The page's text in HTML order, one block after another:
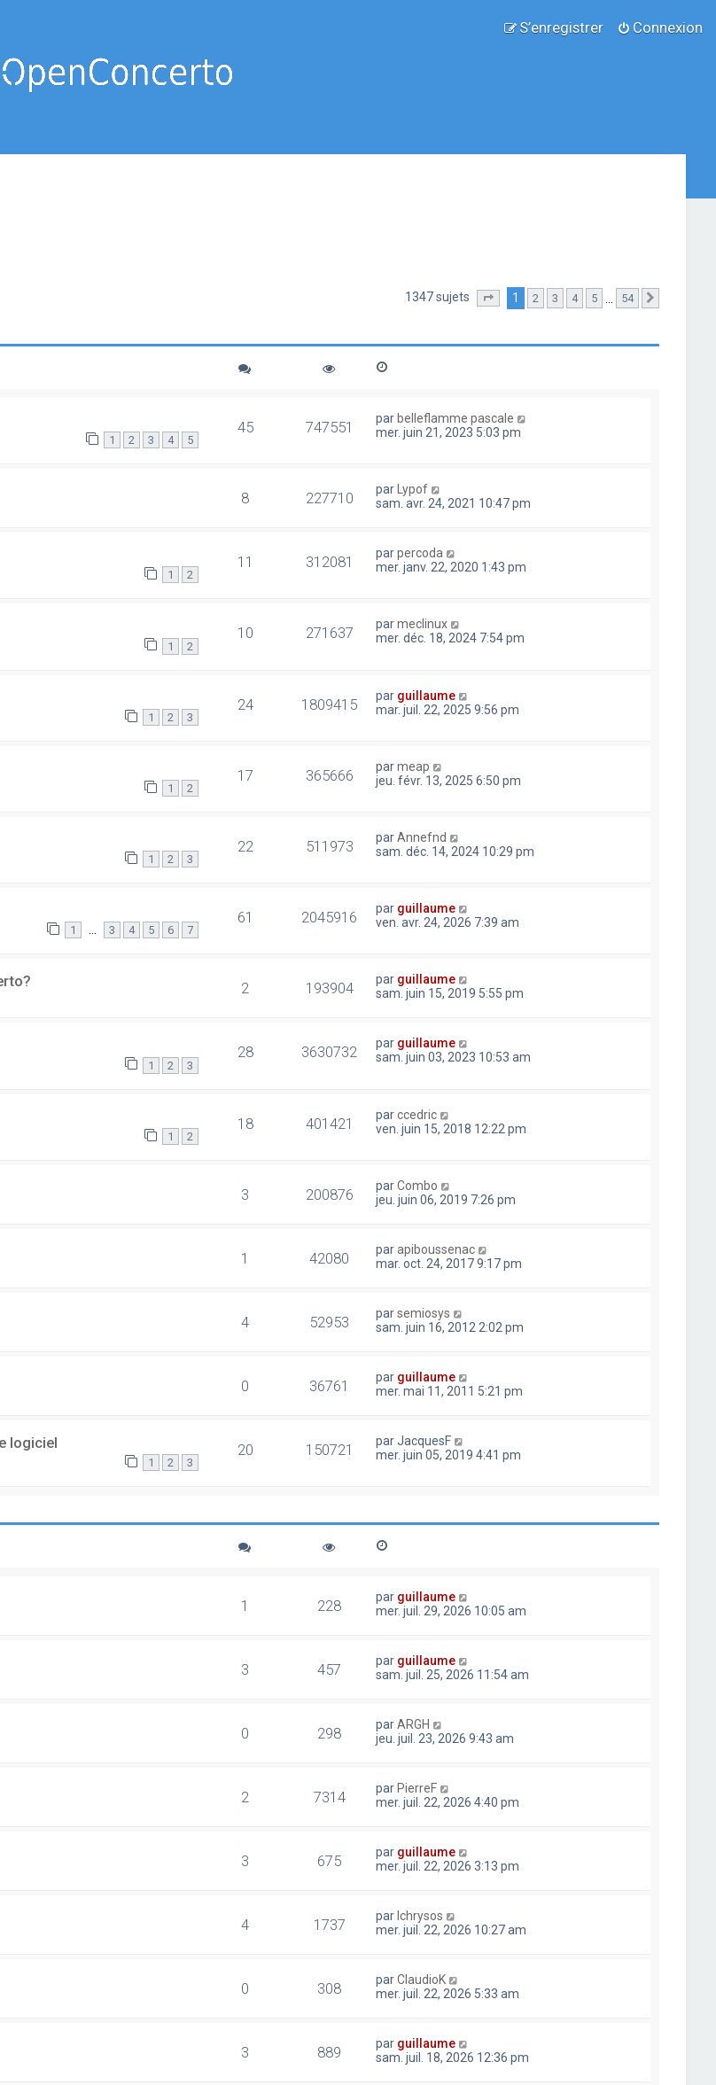
Connexion
S’enregistrer
1347 sujets Page sur 54
1 2 3 4 5 54
1 2 3 4 5
45 747551 par belleflamme pascale
mer. juin 21, 2023 5:03 pm
8 227710 par Lypof
sam. avr. 24, 2021 10:47 pm
1 2
11 312081 parpercoda
mer. janv. 22, 2020 1:43 pm
1 2
10 271637 parmeclinux
mer. déc. 18, 2024 7:54 pm
1 2 3
24 1809415 par guillaume
mar. juil. 22, 2025 9:56 pm
1 2
17 365666 parmeap
jeu. févr. 13, 2025 6:50 pm
1 2 3
22 511973 parAnnefnd
sam. déc. 14, 2024 10:29 pm
1 … 3 4 5 6 7
61 2045916 par guillaume
ven. avr. 24, 2026 7:39 am
2 193904 par guillaume
sam. juin 15, 2019 5:55 pm
1 2 3
28 3630732 par guillaume
sam. juin 03, 2023 10:53 am
1 2
18 401421 parccedric
ven. juin 15, 2018 12:22 pm
3 200876 parCombo
jeu. juin 06, 2019 7:26 pm
1 42080 parapiboussenac
mar. oct. 24, 2017 9:17 pm
4 52953 parsemiosys
sam. juin 16, 2012 2:02 pm
0 36761 par guillaume
mer. mai 11, 2011 5:21 pm
logiciel
1 2 3
20 150721 parJacquesF
mer. juin 05, 2019 4:41 pm
1 228 par guillaume
mer. juil. 29, 2026 10:05 am
3 457 par guillaume
sam. juil. 25, 2026 11:54 am
0 298 parARGH
jeu. juil. 23, 2026 9:43 am
2 7314 par PierreF
mer. juil. 22, 2026 4:40 pm
3 675 par guillaume
mer. juil. 22, 2026 3:13 pm
4 1737 par lchrysos
mer. juil. 22, 2026 10:27 am
0 308 parClaudioK
mer. juil. 22, 2026 5:33 am
3 889 par guillaume
sam. juil. 18, 2026 12:36 pm